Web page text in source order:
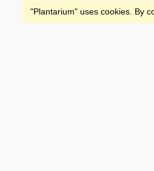
"Plantarium" uses cookies. By